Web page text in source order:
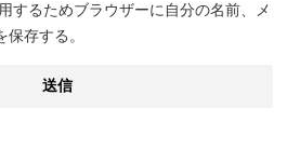
するためブラウザーに自分の名前、メ
存する。